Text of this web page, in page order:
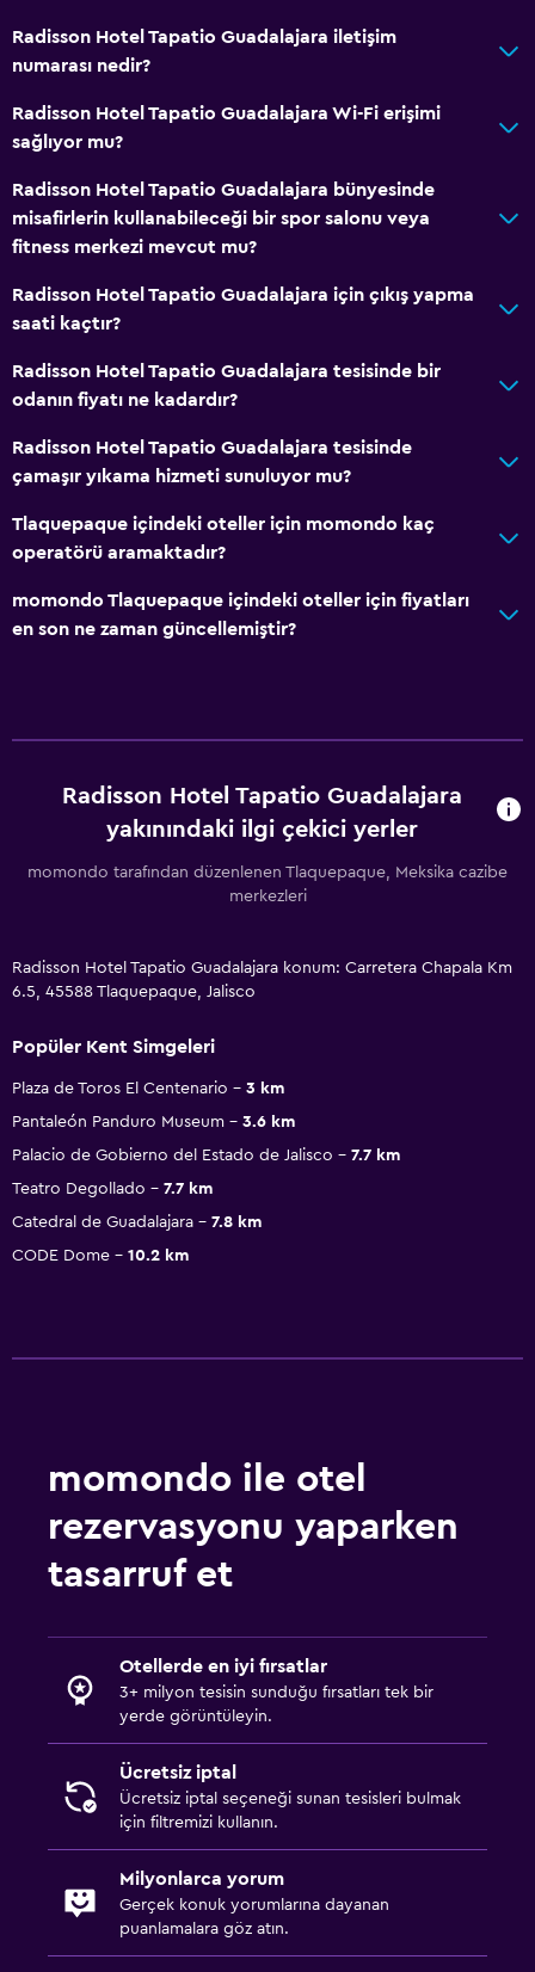
Radisson Hotel Tapatio Guadalajara iletişim
numarası nedir?
Radisson Hotel Tapatio Guadalajara Wi-Fi erişimi
sağlıyor mu?
Radisson Hotel Tapatio Guadalajara bünyesinde
misafirlerin kullanabileceği bir spor salonu veya
fitness merkezi mevcut mu?
Radisson Hotel Tapatio Guadalajara için çıkış yapma
saati kaçtır?
Radisson Hotel Tapatio Guadalajara tesisinde bir
odanın fiyatı ne kadardır?
Radisson Hotel Tapatio Guadalajara tesisinde
çamaşır yıkama hizmeti sunuluyor mu?
Tlaquepaque içindeki oteller için momondo kaç
operatörü aramaktadır?
momondo Tlaquepaque içindeki oteller için fiyatları
en son ne zaman güncellemiştir?
Radisson Hotel Tapatio Guadalajara
yakınındaki ilgi çekici yerler
momondo tarafından düzenlenen Tlaquepaque, Meksika cazibe
merkezleri
Radisson Hotel Tapatio Guadalajara konum: Carretera Chapala Km
6.5, 45588 Tlaquepaque, Jalisco
Popüler Kent Simgeleri
Plaza de Toros El Centenario
3 km
Pantaleón Panduro Museum
3.6 km
Palacio de Gobierno del Estado de Jalisco
7.7 km
Teatro Degollado
7.7 km
Catedral de Guadalajara
7.8 km
CODE Dome
10.2 km
momondo ile otel
rezervasyonu yaparken
tasarruf et
Otellerde en iyi fırsatlar
3+ milyon tesisin sunduğu fırsatları tek bir
yerde görüntüleyin.
Ücretsiz iptal
Ücretsiz iptal seçeneği sunan tesisleri bulmak
için filtremizi kullanın.
Milyonlarca yorum
Gerçek konuk yorumlarına dayanan
puanlamalara göz atın.